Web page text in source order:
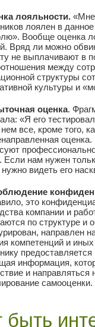
лояльности. «Мне
лоялен в
Вообще оценка
Вряд ли можно
не выплачивают в
между
структуры
культуры и
оценка.
«Я его
все, кроме того,
Если нам нужен
видеть его
это
компании и
по структуре и
направлен
компетенций и
информация,
и
самооценки.